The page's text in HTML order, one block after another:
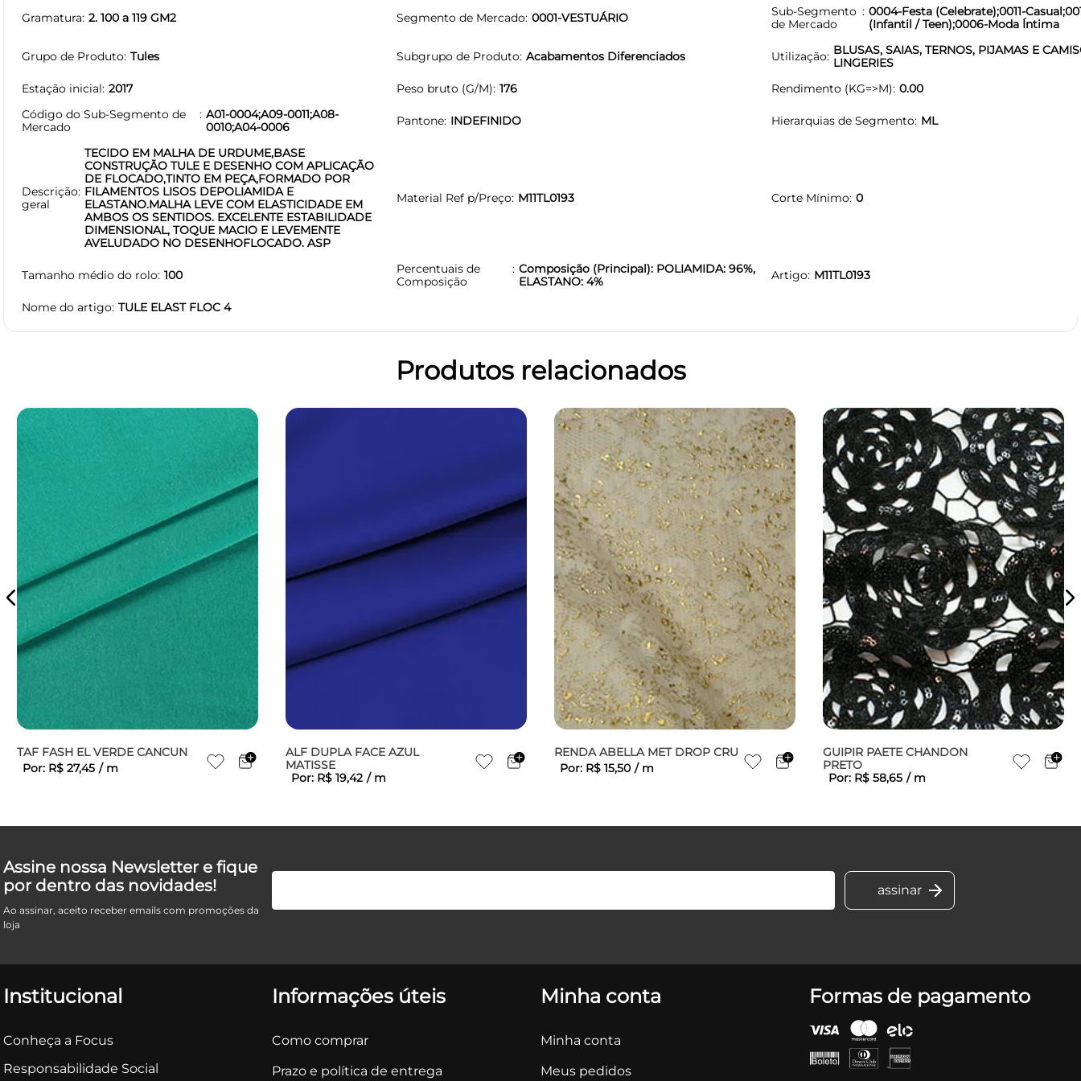
Gramatura 2. 100 a 119 GM2 Segmento de Mercado 0001-VESTUÁRIO
Sub-Segmento
de Mercado
0004-Festa (Celebrate);0011-
(Infantil / Teen);0006-Moda Íntima
Grupo de Produto Tules Subgrupo de Produto Acabamentos Diferenciados Utilização BLUSAS, SAIAS, TERNOS, PIJAMAS E
LINGERIES
Estação inicial 2017 Peso bruto (G/M) 176 Rendimento (KG=>M) 0.00
Código do Sub-Segmento de
Mercado
A01-0004;A09-0011;A08-
0010;A04-0006
Pantone INDEFINIDO Hierarquias de Segmento ML
Descrição
geral
TECIDO EM MALHA DE URDUME,BASE
CONSTRUÇÃO TULE E DESENHO COM APLICAÇÃO
DE FLOCADO,TINTO EM PEÇA,FORMADO POR
FILAMENTOS LISOS DEPOLIAMIDA E
ELASTANO.MALHA LEVE COM ELASTICIDADE EM
AMBOS OS SENTIDOS. EXCELENTE ESTABILIDADE
DIMENSIONAL, TOQUE MACIO E LEVEMENTE
AVELUDADO NO DESENHOFLOCADO. ASP
Material Ref p/Preço M11TL0193 Corte Mínimo 0
Tamanho médio do rolo 100
Percentuais de
Composição
Composição (Principal): POLIAMIDA: 96%,
ELASTANO: 4%
Artigo M11TL0193
Nome do artigo TULE ELAST FLOC 4
Produtos relacionados
TAF FASH EL VERDE CANCUN
Por: R$ 27,45 / m
ALF DUPLA FACE AZUL
MATISSE
Por: R$ 19,42 / m
RENDA ABELLA MET DROP CRU
Por: R$ 15,50 / m
GUIPIR PAETE CHANDON
PRETO
Por: R$ 58,65 / m
Assine nossa Newsletter e fique
por dentro das novidades!
Ao assinar, aceito receber emails com promoções da
loja
Institucional
Conheça a Focus
Responsabilidade Social
Informações úteis
Como comprar
Prazo e política de entrega
Minha conta
Minha conta
Meus pedidos
Formas de pagamento